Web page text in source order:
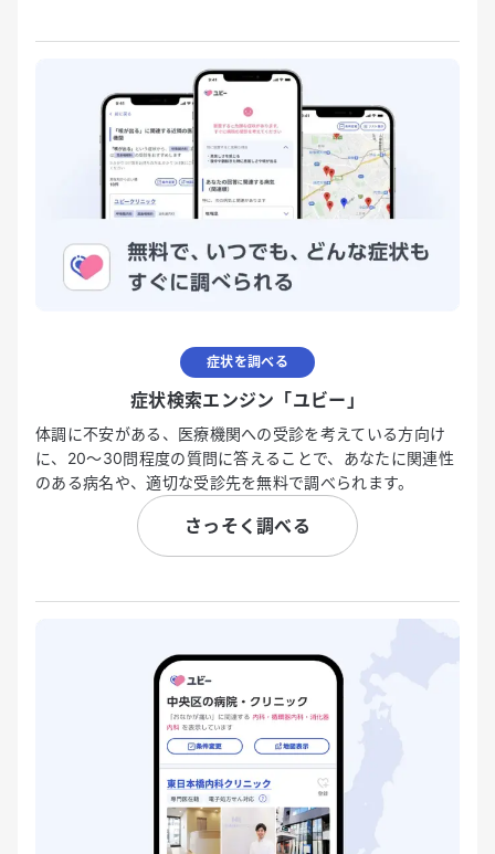
症状を調べる
症状検索エンジン「ユビー」
体調に不安がある、医療機関への受診を考えている方向け
に、20〜30問程度の質問に答えることで、あなたに関連性
のある病名や、適切な受診先を無料で調べられます。
さっそく調べる